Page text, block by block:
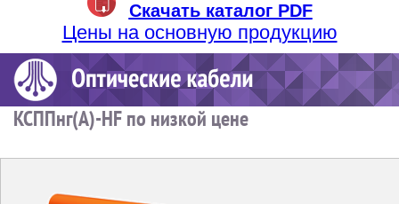
Скачать каталог PDF
Цены на основную продукцию
КСППнг(А)-HF по низкой цене